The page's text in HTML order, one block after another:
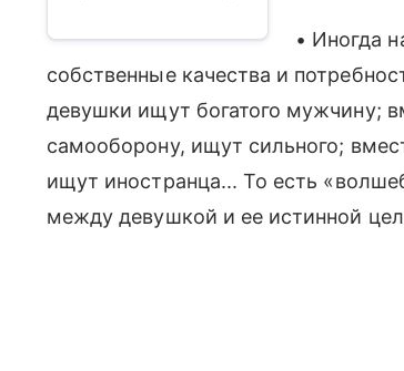
• Иногда
собственные качества и
девушки ищут богатого мужчину;
самооборону, ищут сильного;
ищут иностранца... То есть
между девушкой и ее истинной